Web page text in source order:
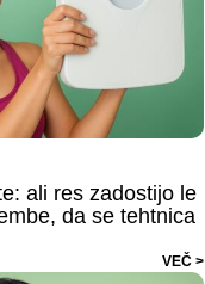
ali res zadostijo le
da se tehtnica
VEČ >